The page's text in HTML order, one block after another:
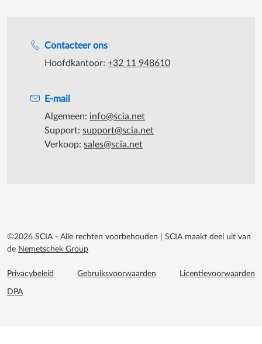
Contacteer ons
Hoofdkantoor: +32 11 948610
E-mail
Algemeen: info@scia.net
Support: support@scia.net
Verkoop: sales@scia.net
©2026 SCIA - Alle rechten voorbehouden
SCIA maakt deel uit van
de Nemetschek Group
Footer menu extra
Privacybeleid Gebruiksvoorwaarden Licentievoorwaarden
DPA